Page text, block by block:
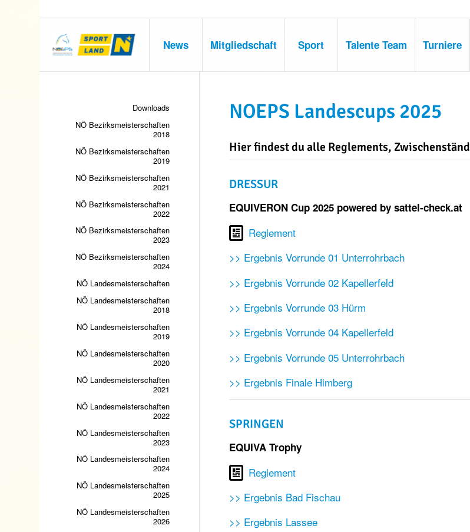
News Mitgliedschaft Sport Talente Team Turniere
NOEPS Landescups 2025
Hier findest du alle Reglements,
DRESSUR
EQUIVERON Cup 2025 powered by sattel-check.at
Reglement
>> Ergebnis Vorrunde 01 Unterrohrbach
>> Ergebnis Vorrunde 02 Kapellerfeld
>> Ergebnis Vorrunde 03 Hürm
>> Ergebnis Vorrunde 04 Kapellerfeld
>> Ergebnis Vorrunde 05 Unterrohrbach
>> Ergebnis Finale Himberg
SPRINGEN
EQUIVA Trophy
Reglement
>> Ergebnis Bad Fischau
>> Ergebnis Lassee
Downloads
NÖ Bezirksmeisterschaften
2018
NÖ Bezirksmeisterschaften
2019
NÖ Bezirksmeisterschaften
2021
NÖ Bezirksmeisterschaften
2022
NÖ Bezirksmeisterschaften
2023
NÖ Bezirksmeisterschaften
2024
NÖ Landesmeisterschaften
NÖ Landesmeisterschaften
2018
NÖ Landesmeisterschaften
2019
NÖ Landesmeisterschaften
2020
NÖ Landesmeisterschaften
2021
NÖ Landesmeisterschaften
2022
NÖ Landesmeisterschaften
2023
NÖ Landesmeisterschaften
2024
NÖ Landesmeisterschaften
2025
NÖ Landesmeisterschaften
2026